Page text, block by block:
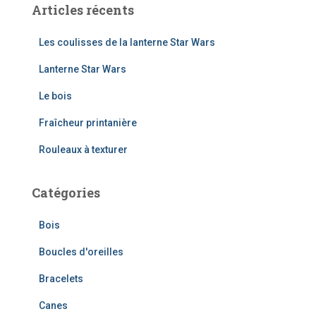
h
Articles récents
Les coulisses de la lanterne Star Wars
Lanterne Star Wars
Le bois
Fraîcheur printanière
Rouleaux à texturer
Catégories
Bois
Boucles d'oreilles
Bracelets
Canes